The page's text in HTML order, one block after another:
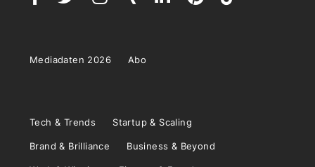
Mediadaten 2026 Abo
Tech & Trends Startup & Scaling
Brand & Brilliance Business & Beyond